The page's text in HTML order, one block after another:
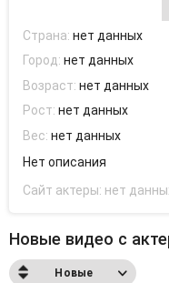
Страна:нет данных
Город:нет данных
Возраст:нет данных
Рост:нет данных
Вес:нет данных
Нет описания
Сайт актеры: нет
Новые видео с
Новые